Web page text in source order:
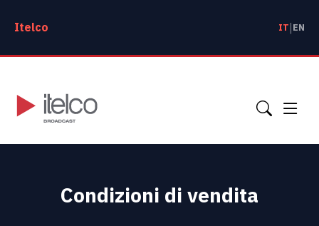
Itelco IT|EN
Condizioni di vendita